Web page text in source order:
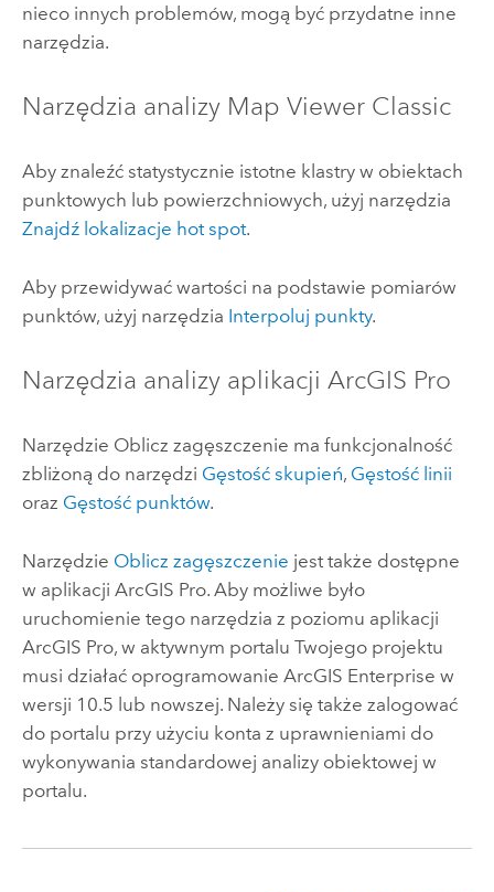
nieco innych problemów, mogą być przydatne inne
narzędzia.
Narzędzia analizy Map Viewer Classic
Aby znaleźć statystycznie istotne klastry w obiektach
punktowych lub powierzchniowych, użyj narzędzia
Znajdź lokalizacje hot spot.
Aby przewidywać wartości na podstawie pomiarów
punktów, użyj narzędzia Interpoluj punkty.
Narzędzia analizy aplikacji ArcGIS Pro
Narzędzie Oblicz zagęszczenie ma funkcjonalność
zbliżoną do narzędzi Gęstość skupień, Gęstość linii
oraz Gęstość punktów.
Narzędzie Oblicz zagęszczenie jest także dostępne
w aplikacji ArcGIS Pro. Aby możliwe było
uruchomienie tego narzędzia z poziomu aplikacji
ArcGIS Pro, w aktywnym portalu Twojego projektu
musi działać oprogramowanie ArcGIS Enterprise w
wersji 10.5 lub nowszej. Należy się także zalogować
do portalu przy użyciu konta z uprawnieniami do
wykonywania standardowej analizy obiektowej w
portalu.